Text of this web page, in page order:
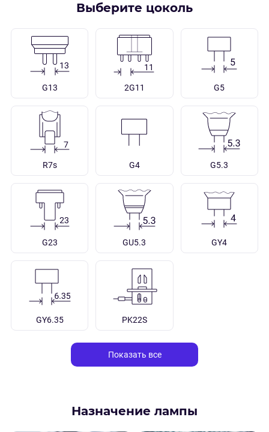
Выберите цоколь
G13 2G11 G5
R7s G4 G5.3
G23 GU5.3 GY4
GY6.35 PK22S
Показать все
Назначение лампы